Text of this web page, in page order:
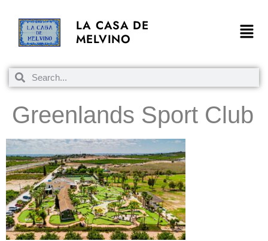
LA CASA DE
MELVINO
Greenlands Sport Club